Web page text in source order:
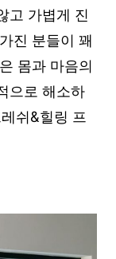
고 가볍게 진
진 분들이 꽤
몸과 마음의
으로 해소하
쉬&힐링 프